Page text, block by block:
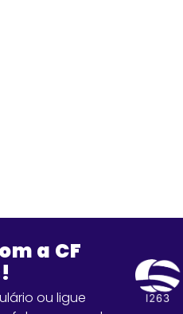
a CF
ou ligue